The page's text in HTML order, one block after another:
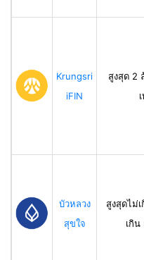
Krungsri
iFIN
สูงสุด 2
บัวหลวง
สุขใจ
สูงสุดไม่
เกิน